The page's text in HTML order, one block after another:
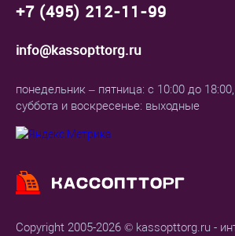
Copyright 2005-2026 © kassopttorg.ru -
+7 (495) 212-11-99
info@kassopttorg.ru
понедельник – пятница: с 10:00 до
суббота и воскресенье: выходные